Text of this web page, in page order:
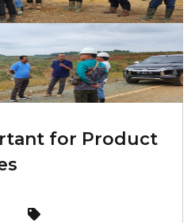
for Product